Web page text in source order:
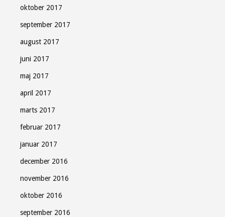
oktober 2017
september 2017
august 2017
juni 2017
maj 2017
april 2017
marts 2017
februar 2017
januar 2017
december 2016
november 2016
oktober 2016
september 2016